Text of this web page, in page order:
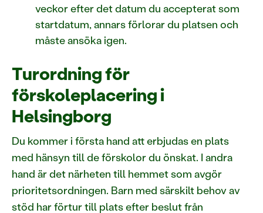
veckor efter det datum du accepterat som
startdatum, annars förlorar du platsen och
måste ansöka igen.
Turordning för
förskoleplacering i
Helsingborg
Du kommer i första hand att erbjudas en plats
med hänsyn till de förskolor du önskat. I andra
hand är det närheten till hemmet som avgör
prioritetsordningen. Barn med särskilt behov av
stöd har förtur till plats efter beslut från